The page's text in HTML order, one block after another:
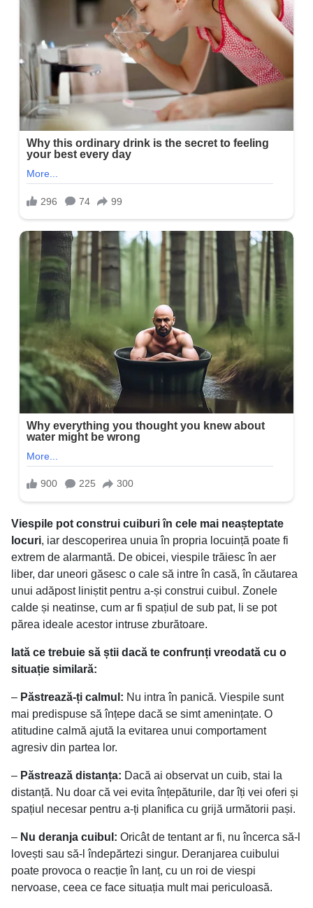
Viespile pot construi cuiburi în cele mai neașteptate
locuri, iar descoperirea unuia în propria locuință poate fi
extrem de alarmantă. De obicei, viespile trăiesc în aer
liber, dar uneori găsesc o cale să intre în casă, în căutarea
unui adăpost liniștit pentru a-și construi cuibul. Zonele
calde și neatinse, cum ar fi spațiul de sub pat, li se pot
părea ideale acestor intruse zburătoare.
Iată ce trebuie să știi dacă te confrunți vreodată cu o
situație similară:
– Păstrează-ți calmul: Nu intra în panică. Viespile sunt
mai predispuse să înțepe dacă se simt amenințate. O
atitudine calmă ajută la evitarea unui comportament
agresiv din partea lor.
– Păstrează distanța: Dacă ai observat un cuib, stai la
distanță. Nu doar că vei evita înțepăturile, dar îți vei oferi și
spațiul necesar pentru a-ți planifica cu grijă următorii pași.
– Nu deranja cuibul: Oricât de tentant ar fi, nu încerca să-l
lovești sau să-l îndepărtezi singur. Deranjarea cuibului
poate provoca o reacție în lanț, cu un roi de viespi
nervoase, ceea ce face situația mult mai periculoasă.